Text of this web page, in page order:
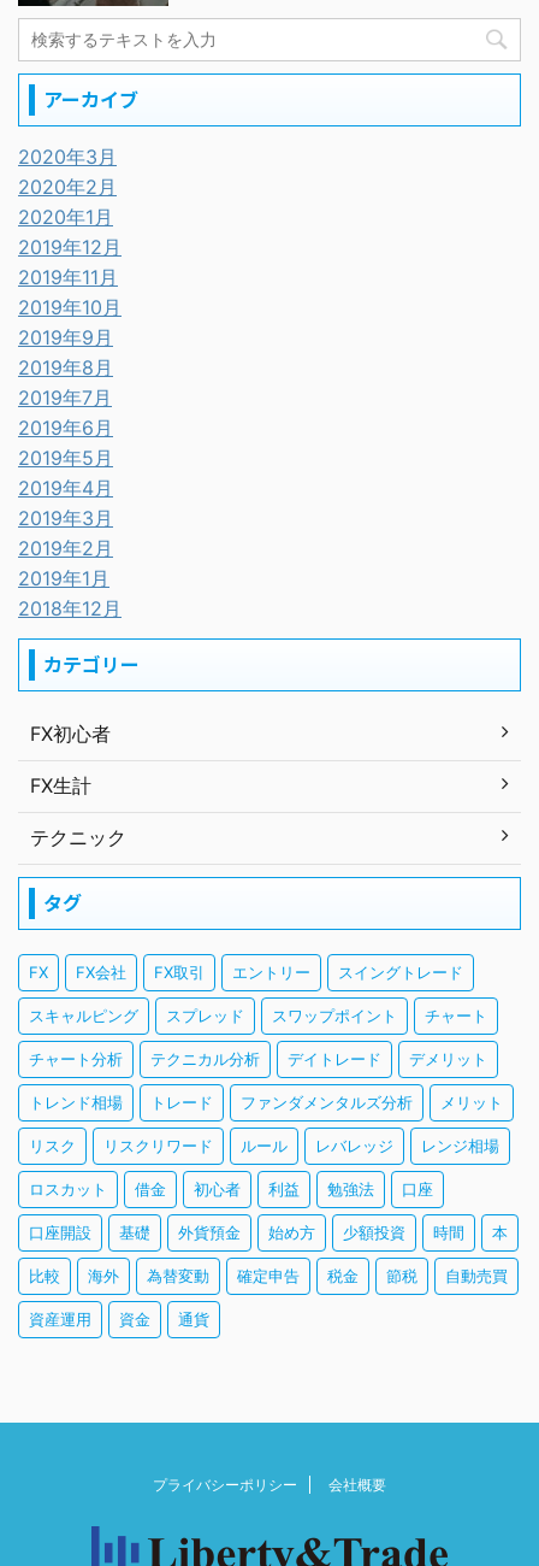
アーカイブ
2020年3月
2020年2月
2020年1月
2019年12月
2019年11月
2019年10月
2019年9月
2019年8月
2019年7月
2019年6月
2019年5月
2019年4月
2019年3月
2019年2月
2019年1月
2018年12月
カテゴリー
FX初心者
FX生計
テクニック
タグ
FX FX会社 FX取引 エントリー スイングトレード
スキャルピング スプレッド スワップポイント チャート
チャート分析 テクニカル分析 デイトレード デメリット
トレンド相場 トレード ファンダメンタルズ分析 メリット
リスク リスクリワード ルール レバレッジ レンジ相場
ロスカット 借金 初心者 利益 勉強法 口座
口座開設 基礎 外貨預金 始め方 少額投資 時間 本
比較 海外 為替変動 確定申告 税金 節税 自動売買
資産運用 資金 通貨
プライバシーポリシー 会社概要